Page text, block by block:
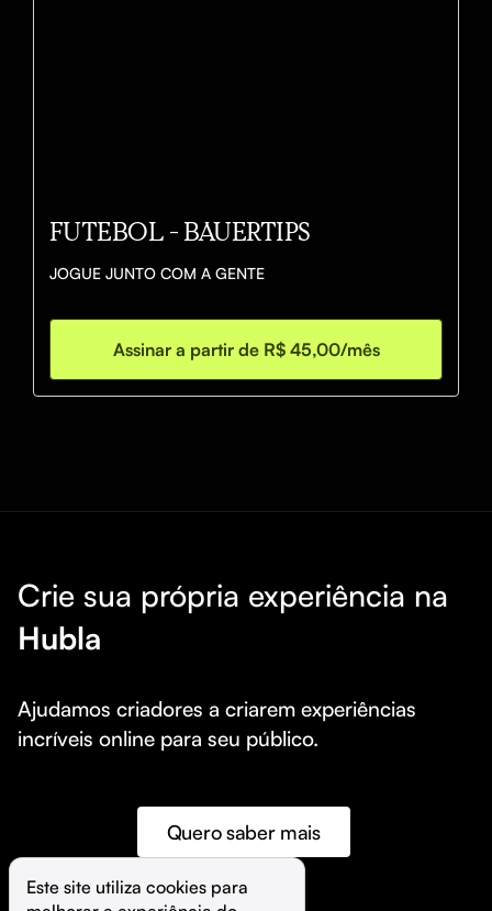
FUTEBOL - BAUERTIPS
JOGUE JUNTO COM A GENTE
Assinar a partir de R$ 45,00/mês
Crie sua própria experiência na
Hubla
Ajudamos criadores a criarem experiências
incríveis online para seu público.
Quero saber mais
Este site utiliza cookies para